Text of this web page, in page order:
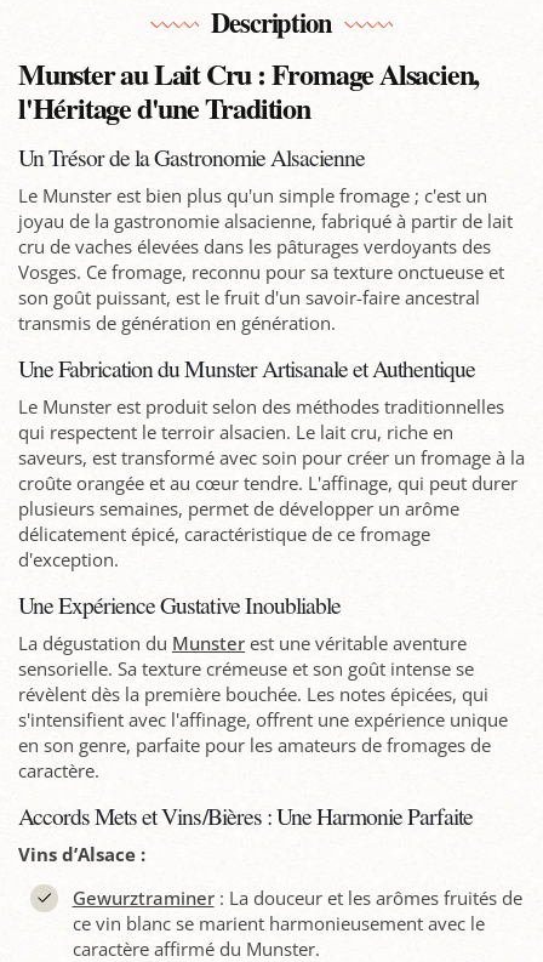
Description
Munster au Lait Cru : Fromage Alsacien,
l'Héritage d'une Tradition
Un Trésor de la Gastronomie Alsacienne
Le Munster est bien plus qu'un simple fromage ; c'est un
joyau de la gastronomie alsacienne, fabriqué à partir de lait
cru de vaches élevées dans les pâturages verdoyants des
Vosges. Ce fromage, reconnu pour sa texture onctueuse et
son goût puissant, est le fruit d'un savoir-faire ancestral
transmis de génération en génération.
Une Fabrication du Munster Artisanale et Authentique
Le Munster est produit selon des méthodes traditionnelles
qui respectent le terroir alsacien. Le lait cru, riche en
saveurs, est transformé avec soin pour créer un fromage à la
croûte orangée et au cœur tendre. L'affinage, qui peut durer
plusieurs semaines, permet de développer un arôme
délicatement épicé, caractéristique de ce fromage
d'exception.
Une Expérience Gustative Inoubliable
La dégustation du Munster est une véritable aventure
sensorielle. Sa texture crémeuse et son goût intense se
révèlent dès la première bouchée. Les notes épicées, qui
s'intensifient avec l'affinage, offrent une expérience unique
en son genre, parfaite pour les amateurs de fromages de
caractère.
Accords Mets et Vins/Bières : Une Harmonie Parfaite
Vins d’Alsace :
Gewurztraminer: La douceur et les arômes fruités de
ce vin blanc se marient harmonieusement avec le
caractère affirmé du Munster.